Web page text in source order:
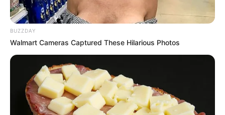
LEGAL
นโยบายคุกกี้
นโยบายการคุ้มครองข้อมูลส่วนบุคคล
ติดต่อเรา
เกี่ยวกับเอ็มไทย
BUZZDAY
Walmart Cameras Captured These Hilarious Photos